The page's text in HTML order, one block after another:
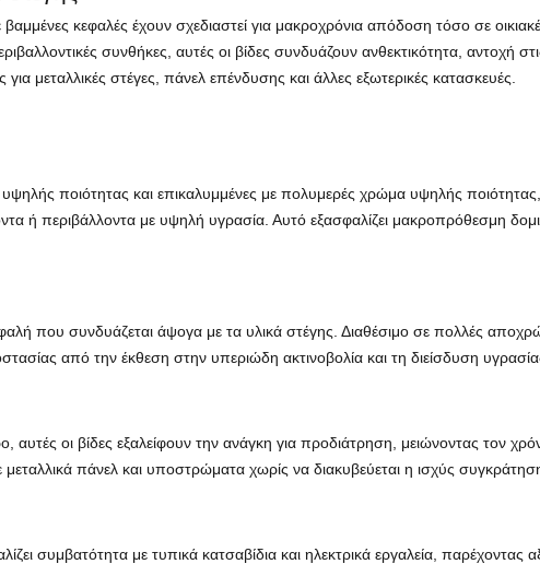
κεφαλές έχουν σχεδιαστεί για μακροχρόνια απόδοση τόσο σε
συνθήκες, αυτές οι βίδες συνδυάζουν ανθεκτικότητα, αντοχή
μεταλλικές στέγες, πάνελ επένδυσης και άλλες εξωτερικές κατασκευές.
ποιότητας και επικαλυμμένες με πολυμερές χρώμα υψηλής ποιότητας,
ή περιβάλλοντα με υψηλή υγρασία. Αυτό εξασφαλίζει μακροπρόθεσμη
που συνδυάζεται άψογα με τα υλικά στέγης. Διαθέσιμο σε πολλές
από την έκθεση στην υπεριώδη ακτινοβολία και τη διείσδυση
αυτές οι βίδες εξαλείφουν την ανάγκη για προδιάτρηση, μειώνοντας τον
μεταλλικά πάνελ και υποστρώματα χωρίς να διακυβεύεται η ισχύς
συμβατότητα με τυπικά κατσαβίδια και ηλεκτρικά εργαλεία, παρέχοντας